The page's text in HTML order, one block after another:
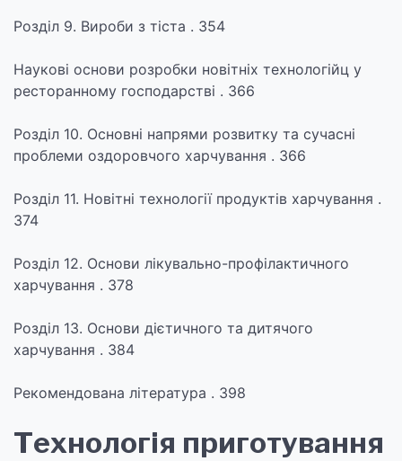
Розділ 9. Вироби з тіста . 354
Наукові основи розробки новітніх технологійц у
ресторанному господарстві . 366
Розділ 10. Основні напрями розвитку та сучасні
проблеми оздоровчого харчування . 366
Розділ 11. Новітні технології продуктів харчування .
374
Розділ 12. Основи лікувально-профілактичного
харчування . 378
Розділ 13. Основи дієтичного та дитячого
харчування . 384
Рекомендована література . 398
Технологія приготування